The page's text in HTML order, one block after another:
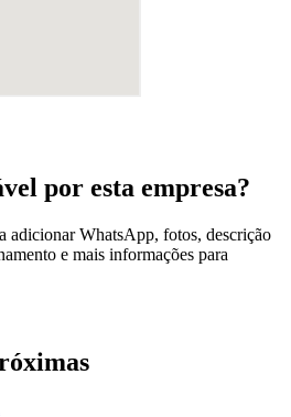
por esta empresa?
adicionar WhatsApp, fotos, descrição
e mais informações para